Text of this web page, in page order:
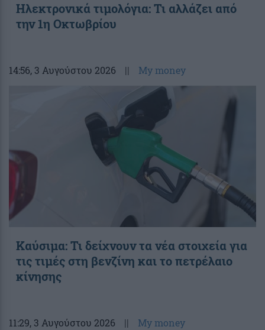
Ηλεκτρονικά τιμολόγια: Τι αλλάζει από
την 1η Οκτωβρίου
14:56, 3 Αυγούστου 2026 || My money
Καύσιμα: Τι δείχνουν τα νέα στοιχεία για
τις τιμές στη βενζίνη και το πετρέλαιο
κίνησης
11:29, 3 Αυγούστου 2026 || My money